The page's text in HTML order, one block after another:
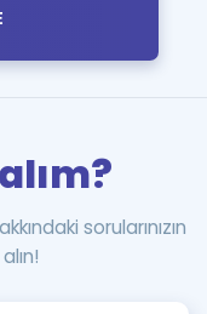
sorularınızın